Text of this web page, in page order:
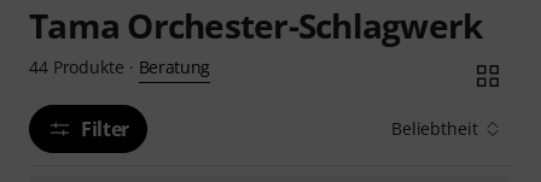
Tama Orchester-Schlagwerk
44 Produkte · Beratung
Filter Beliebtheit